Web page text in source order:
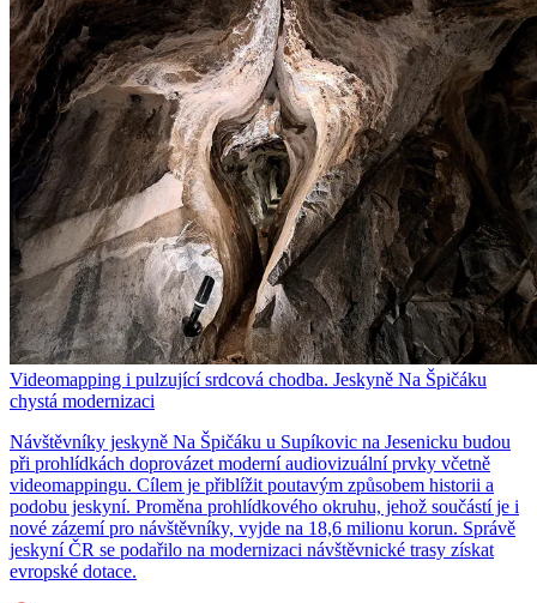
Videomapping i pulzující srdcová chodba. Jeskyně Na Špičáku
chystá modernizaci
Návštěvníky jeskyně Na Špičáku u Supíkovic na Jesenicku budou
při prohlídkách doprovázet moderní audiovizuální prvky včetně
videomappingu. Cílem je přiblížit poutavým způsobem historii a
podobu jeskyní. Proměna prohlídkového okruhu, jehož součástí je i
nové zázemí pro návštěvníky, vyjde na 18,6 milionu korun. Správě
jeskyní ČR se podařilo na modernizaci návštěvnické trasy získat
evropské dotace.